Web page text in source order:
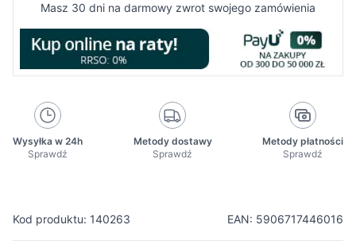
Kod produktu: 140263 EAN: 5906717446016
Masz 30 dni na darmowy zwrot swojego zamówienia
Wysyłka w 24h
Sprawdź
Metody dostawy
Sprawdź
Metody płatności
Sprawdź